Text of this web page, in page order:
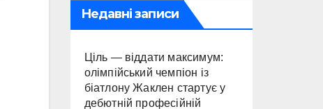
Недавні записи
Ціль — віддати максимум:
олімпійський чемпіон із
біатлону Жаклен стартує у
дебютній професійній